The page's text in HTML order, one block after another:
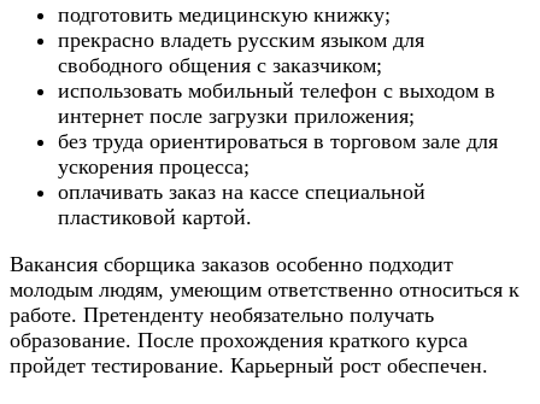
подготовить медицинскую книжку;
прекрасно владеть русским языком для
свободного общения с заказчиком;
использовать мобильный телефон с выходом в
интернет после загрузки приложения;
без труда ориентироваться в торговом зале для
ускорения процесса;
оплачивать заказ на кассе специальной
пластиковой картой.
Вакансия сборщика заказов особенно подходит
молодым людям, умеющим ответственно относиться к
работе. Претенденту необязательно получать
образование. После прохождения краткого курса
пройдет тестирование. Карьерный рост обеспечен.